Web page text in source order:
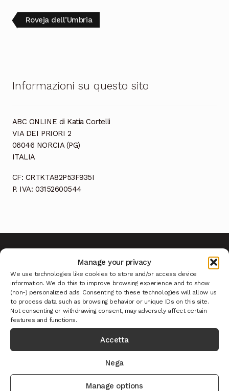
Manage your privacy
We use technologies like cookies to store and/or access device
information. We do this to improve browsing experience and to show
(non-) personalized ads. Consenting to these technologies will allow us
to process data such as browsing behavior or unique IDs on this site.
Not consenting or withdrawing consent, may adversely affect certain
features and functions.
Accetta
Nega
Manage options
Navigazione
Articolo
precedente:
Roveja dell’Umbria
Informazioni su questo sito
ABC ONLINE di Katia Cortelli
VIA DEI PRIORI 2
06046 NORCIA (PG)
ITALIA
CF: CRTKTA82P53F935I
P. IVA: 03152600544
Ultimi Prodotti
Caciotta formaggio della Solidarietà - TEST
9.999,00€ Il
originale
9.999,00€.
999,00€Il
prezzo
attuale
999,00€.
IVA INCLUSA
prezzo prezzo
attuale
IVA INCLUSA
Salsicce Nursinelle F.lli Ansuini Norcia